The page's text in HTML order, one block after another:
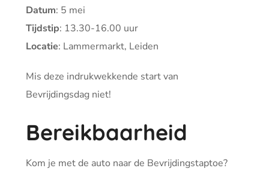
Datum: 5 mei
Tijdstip: 13.30-16.00 uur
Locatie: Lammermarkt, Leiden
Mis deze indrukwekkende start van
Bevrijdingsdag niet!
Bereikbaarheid
Kom je met de auto naar de Bevrijdingstaptoe?